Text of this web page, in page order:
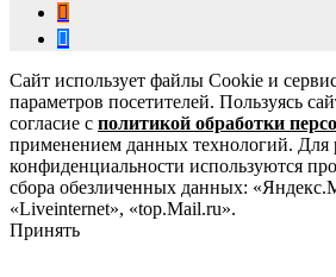
Сайт использует файлы Cookie и
параметров посетителей. Пользуясь
согласие с политикой обработки
применением данных технологий. Для
конфиденциальности используются
сбора обезличенных данных:
«Liveinternet», «top.Mail.ru».
Принять